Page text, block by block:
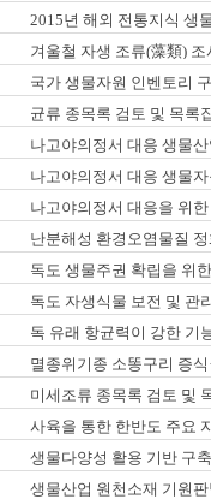
작성 및 DNA바코드 연구
2015년 해외 전통지식 생
겨울철 자생 조류(藻類)
국가 생물자원 인벤토리
동물-Ⅵ,Ⅶ)
균류 종목록 검토 및 목록
나고야의정서 대응 생물
나고야의정서 대응 생물
제
나고야의정서 대응을 위
석 연구(3차년도)
난분해성 환경오염물질
독도 생물주권 확립을 위
독도 자생식물 보전 및 관
독 유래 항균력이 강한 기
멸종위기종 소똥구리 증
미세조류 종목록 검토 및
사육을 통한 한반도 주요
생물다양성 활용 기반 구
연구(2차년도)
생물산업 원천소재 기원